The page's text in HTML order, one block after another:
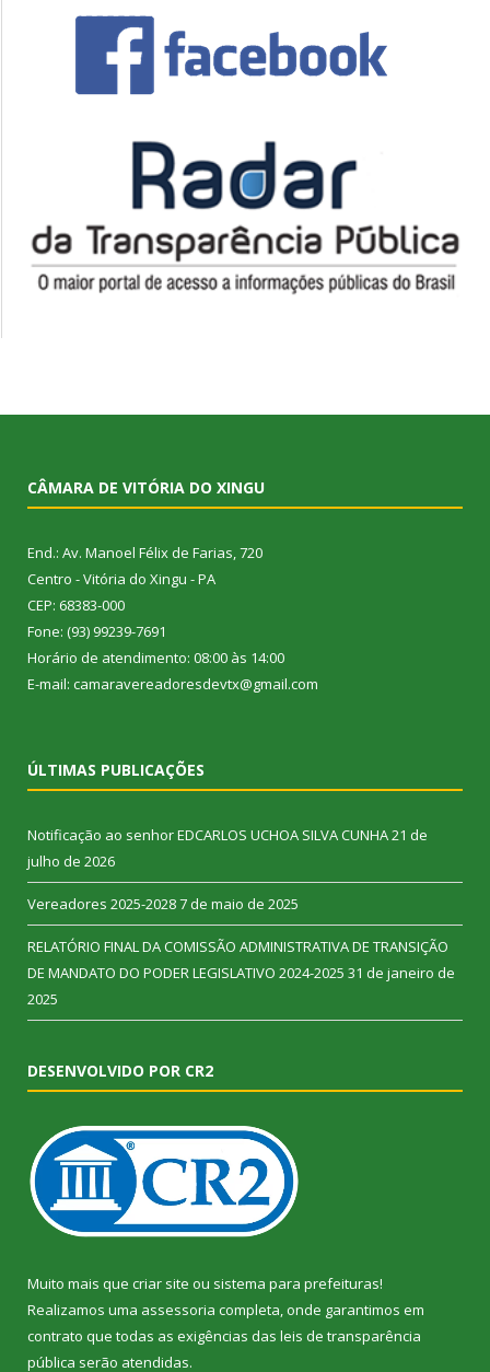
CÂMARA DE VITÓRIA DO XINGU
End.: Av. Manoel Félix de Farias, 720
Centro - Vitória do Xingu - PA
CEP: 68383-000
Fone: (93) 99239-7691
Horário de atendimento: 08:00 às 14:00
E-mail: camaravereadoresdevtx@gmail.com
ÚLTIMAS PUBLICAÇÕES
Notificação ao senhor EDCARLOS UCHOA SILVA CUNHA21 de
julho de 2026
Vereadores 2025-20287 de maio de 2025
RELATÓRIO FINAL DA COMISSÃO ADMINISTRATIVA DE TRANSIÇÃO
DE MANDATO DO PODER LEGISLATIVO 2024-2025 31 de janeiro de
2025
DESENVOLVIDO POR CR2
Muito mais que criar site ou sistema para prefeituras!
Realizamos uma assessoria completa, onde garantimos em
contrato que todas as exigências das leis de transparência
pública serão atendidas.